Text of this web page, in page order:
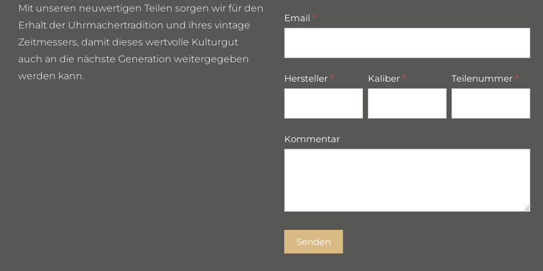
Mit unseren neuwertigen Teilen sorgen wir für den
Erhalt der Uhrmachertradition und ihres vintage
Zeitmessers, damit dieses wertvolle Kulturgut
auch an die nächste Generation weitergegeben
werden kann.
Email *
Hersteller * Kaliber * Teilenummer*
Kommentar
Senden